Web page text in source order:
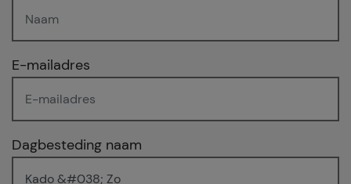
E-mailadres
Dagbesteding naam